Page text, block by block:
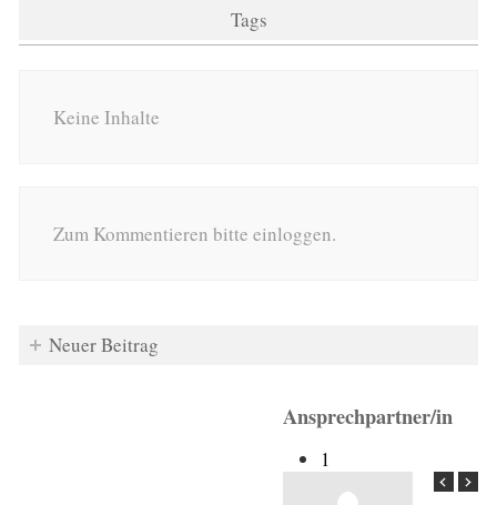
Tags
Keine Inhalte
Zum Kommentieren bitte einloggen.
Neuer Beitrag
Ansprechpartner/in
1